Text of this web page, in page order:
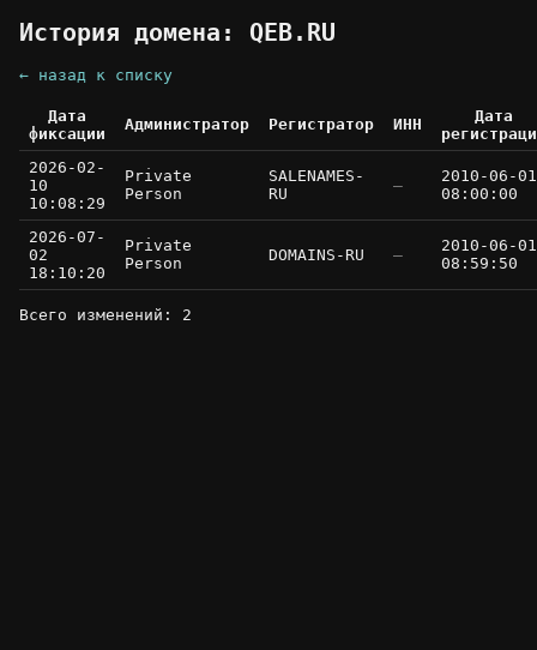
История домена: QEB.RU
← назад к списку
Дата
фиксации
Администратор Регистратор ИНН
Дата
2026-02-
10
10:08:29
Private
Person
SALENAMES-
RU
—
2010-06-01
08:00:00
2026-07-
02
18:10:20
Private
Person
DOMAINS-RU —
2010-06-01
08:59:50
Всего изменений: 2